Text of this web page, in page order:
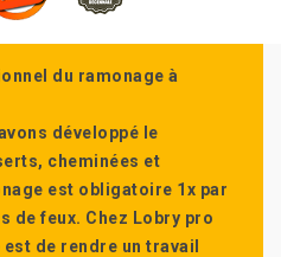
du ramonage à
développé le
cheminées et
est obligatoire 1x par
de feux. Chez Lobry pro
de rendre un travail